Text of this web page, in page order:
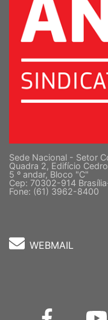
Sede Nacional - Setor
Quadra 2, Edifício
5 º andar, Bloco "C"
Cep: 70302-914
Fone: (61) 3962-8400
WEBMAIL